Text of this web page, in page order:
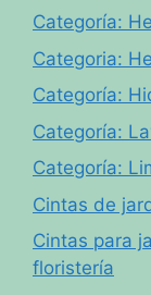
Categoría:
Categoria:
Categoría:
Categoría:
Categoría:
Cintas de
Cintas para
floristería